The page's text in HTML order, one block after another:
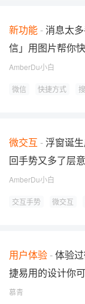
新功能 消息太
信」用图片帮你
AmberDu小白
微信 快捷方式
微交互
浮窗诞
回手势又多了层
AmberDu小白
交互手势 微交互
用户体验 体验
捷易用的设计你
慕青